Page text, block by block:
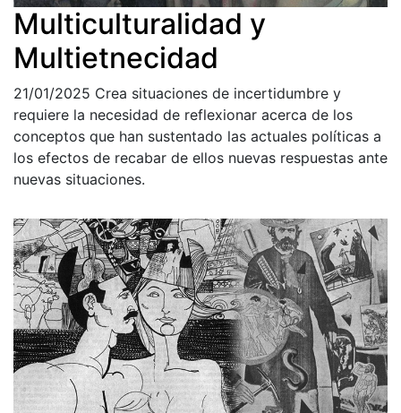
Multiculturalidad y
Multietnecidad
21/01/2025 Crea situaciones de incertidumbre y
requiere la necesidad de reflexionar acerca de los
conceptos que han sustentado las actuales políticas a
los efectos de recabar de ellos nuevas respuestas ante
nuevas situaciones.